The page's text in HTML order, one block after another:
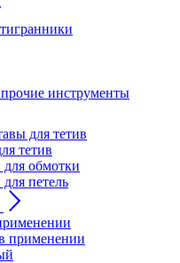
инструменты
для тетив
тетив
обмотки
петель
применении